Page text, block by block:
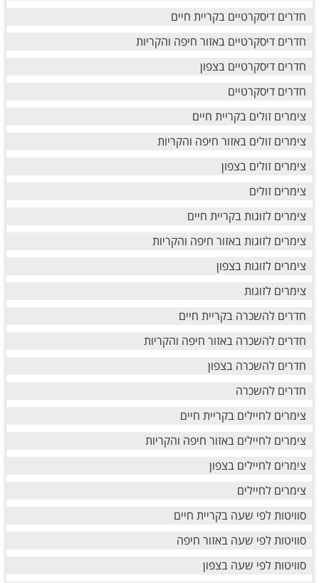
חדרים דיסקרטיים בקריית חיים
חדרים דיסקרטיים באזור חיפה והקריות
חדרים דיסקרטיים בצפון
חדרים דיסקרטיים
צימרים זולים בקריית חיים
צימרים זולים באזור חיפה והקריות
צימרים זולים בצפון
צימרים זולים
צימרים לזוגות בקריית חיים
צימרים לזוגות באזור חיפה והקריות
צימרים לזוגות בצפון
צימרים לזוגות
חדרים להשכרה בקריית חיים
חדרים להשכרה באזור חיפה והקריות
חדרים להשכרה בצפון
חדרים להשכרה
צימרים לחיילים בקריית חיים
צימרים לחיילים באזור חיפה והקריות
צימרים לחיילים בצפון
צימרים לחיילים
סוויטות לפי שעה בקריית חיים
סוויטות לפי שעה באזור חיפה
סוויטות לפי שעה בצפון